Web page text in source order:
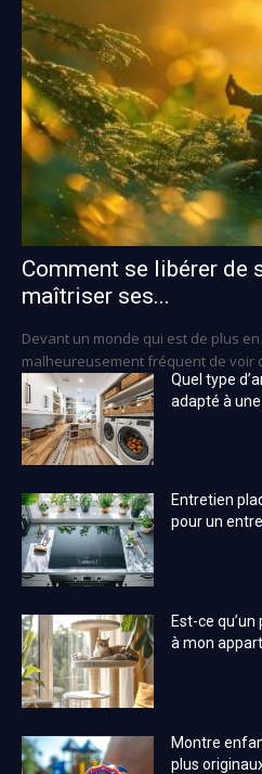
Comment se libérer de
maîtriser ses...
Devant un monde qui est de plus
malheureusement fréquent de voir
Quel type
adapté à
Entretien
pour un
Est-ce
à mon
Montre
plus